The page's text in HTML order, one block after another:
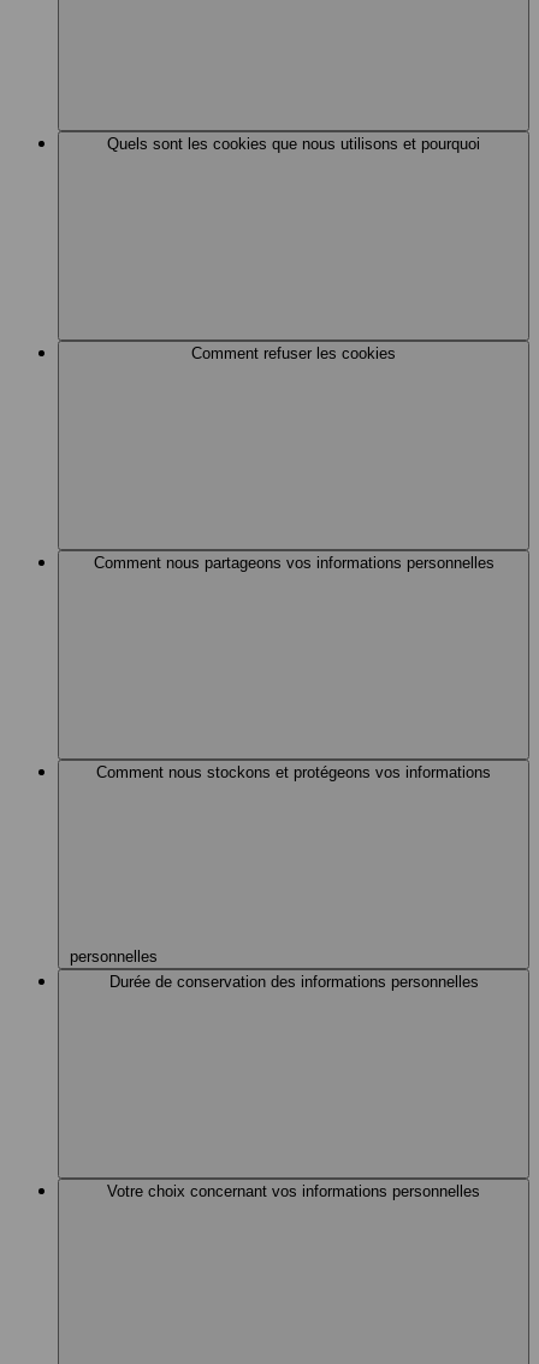
Quels sont les cookies que nous utilisons et pourquoi
Comment refuser les cookies
Comment nous partageons vos informations personnelles
Comment nous stockons et protégeons vos informations
personnelles
Durée de conservation des informations personnelles
Votre choix concernant vos informations personnelles